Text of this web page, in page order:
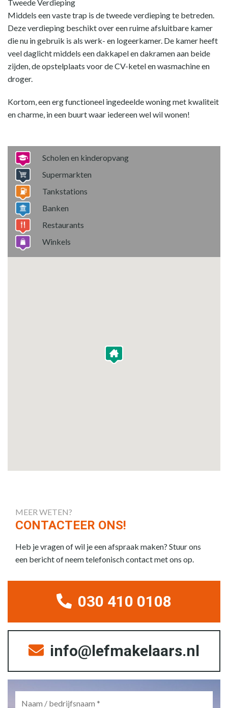
Tweede Verdieping
Middels een vaste trap is de tweede verdieping te betreden.
Deze verdieping beschikt over een ruime afsluitbare kamer
die nu in gebruik is als werk- en logeerkamer. De kamer heeft
veel daglicht middels een dakkapel en dakramen aan beide
zijden, de opstelplaats voor de CV-ketel en wasmachine en
droger.
Kortom, een erg functioneel ingedeelde woning met kwaliteit
en charme, in een buurt waar iedereen wel wil wonen!
Scholen en kinderopvang
Supermarkten
Tankstations
Banken
Restaurants
Winkels
MEER WETEN?
CONTACTEER ONS!
Heb je vragen of wil je een afspraak maken? Stuur ons
een bericht of neem telefonisch contact met ons op.
030 410 0108
info@lefmakelaars.nl